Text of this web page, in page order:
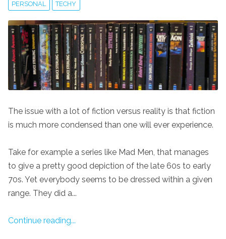
PERSONAL TECHY
The issue with a lot of fiction versus reality is that fiction
is much more condensed than one will ever experience.
Take for example a series like Mad Men, that manages
to give a pretty good depiction of the late 60s to early
70s. Yet everybody seems to be dressed within a given
range. They did a...
Continue reading...